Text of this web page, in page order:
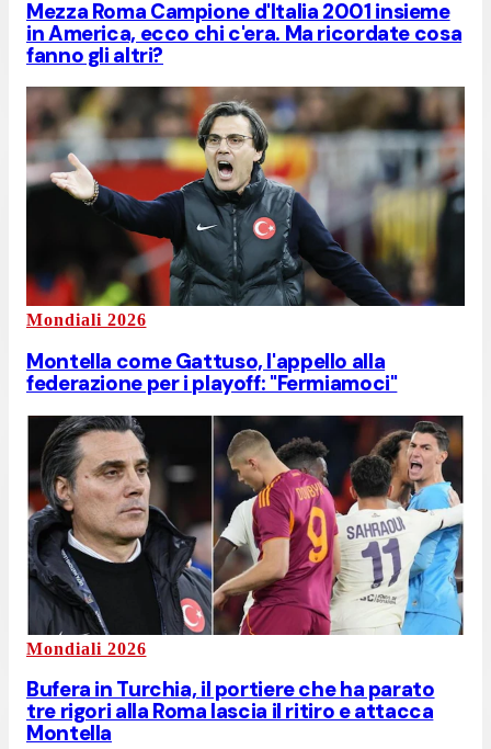
Mezza Roma Campione d'Italia 2001 insieme
in America, ecco chi c'era. Ma ricordate cosa
fanno gli altri?
Mondiali 2026
Montella come Gattuso, l'appello alla
federazione per i playoff: "Fermiamoci"
Mondiali 2026
Bufera in Turchia, il portiere che ha parato
tre rigori alla Roma lascia il ritiro e attacca
Montella